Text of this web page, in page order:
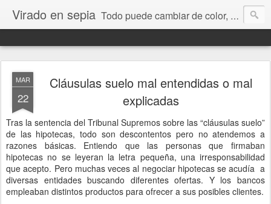
Virado en sepia Todo puede cambiar de color, depende de nosotros y de nuestra capacidad para aprender a mirar. Hablamos de sociedad, economía, empresa, política, RRHH, formación. De Historia reciente, de educación y de temas sociales.
MAR
22
Cláusulas suelo mal entendidas o mal
explicadas
Tras la sentencia del Tribunal Supremos sobre las “cláusulas suelo”
de las hipotecas, todo son descontentos pero no atendemos a
razones básicas. Entiendo que las personas que firmaban
hipotecas no se leyeran la letra pequeña, una irresponsabilidad
que acepto. Pero muchas veces al negociar hipotecas se acudía a
diversas entidades buscando diferentes ofertas. Y los bancos
empleaban distintos productos para ofrecer a sus posibles clientes.